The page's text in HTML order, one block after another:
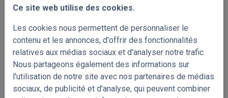
Ce site web utilise des cookies.
Les cookies nous permettent de personnaliser le
contenu et les annonces, d'offrir des fonctionnalités
relatives aux médias sociaux et d'analyser notre trafic.
Nous partageons également des informations sur
l'utilisation de notre site avec nos partenaires de médias
sociaux, de publicité et d'analyse, qui peuvent combiner
Choisissez vos échantillons gratuits! couleurs disponibles
Résumé